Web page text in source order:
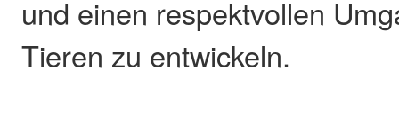
und einen respektvollen
Tieren zu entwickeln.